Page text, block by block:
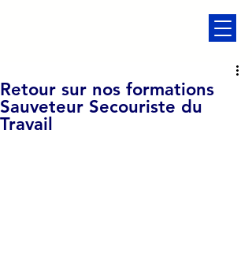
Retour sur nos formations
Sauveteur Secouriste du
Travail